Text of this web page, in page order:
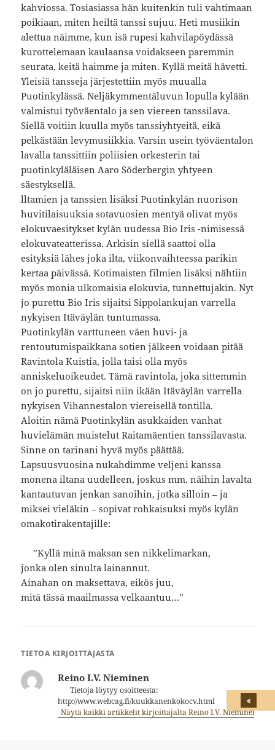
kahviossa. Tosiasiassa hän kuitenkin tuli vahtimaan
poikiaan, miten heiltä tanssi sujuu. Heti musiikin
alettua näimme, kun isä rupesi kahvilapöydässä
kurottelemaan kaulaansa voidakseen paremmin
seurata, keitä haimme ja miten. Kyllä meitä hävetti.
Yleisiä tansseja järjestettiin myös muualla
Puotinkylässä. Neljäkymmentäluvun lopulla kylään
valmistui työväentalo ja sen viereen tanssilava.
Siellä voitiin kuulla myös tanssiyhtyeitä, eikä
pelkästään levymusiikkia. Varsin usein työväentalon
lavalla tanssittiin poliisien orkesterin tai
puotinkyläläisen Aaro Söderbergin yhtyeen
säestyksellä.
lltamien ja tanssien lisäksi Puotinkylän nuorison
huvitilaisuuksia sotavuosien mentyä olivat myös
elokuvaesitykset kylän uudessa Bio Iris -nimisessä
elokuvateatterissa. Arkisin siellä saattoi olla
esityksiä lähes joka ilta, viikonvaihteessa parikin
kertaa päivässä. Kotimaisten filmien lisäksi nähtiin
myös monia ulkomaisia elokuvia, tunnettujakin. Nyt
jo purettu Bio Iris sijaitsi Sippolankujan varrella
nykyisen Itäväylän tuntumassa.
Puotinkylän varttuneen väen huvi- ja
rentoutumispaikkana sotien jälkeen voidaan pitää
Ravintola Kuistia, jolla taisi olla myös
anniskeluoikeudet. Tämä ravintola, joka sittemmin
on jo purettu, sijaitsi niin ikään Itäväylän varrella
nykyisen Vihannestalon viereisellä tontilla.
Aloitin nämä Puotinkylän asukkaiden vanhat
huvielämän muistelut Raitamäentien tanssilavasta.
Sinne on tarinani hyvä myös päättää.
Lapsuusvuosina nukahdimme veljeni kanssa
monena iltana uudelleen, joskus mm. näihin lavalta
kantautuvan jenkan sanoihin, jotka silloin – ja
miksei vieläkin – sopivat rohkaisuksi myös kylän
omakotirakentajille:
”Kyllä minä maksan sen nikkelimarkan,
jonka olen sinulta lainannut.
Ainahan on maksettava, eikös juu,
mitä tässä maailmassa velkaantuu…”
TIETOA KIRJOITTAJASTA
Reino I.V. Nieminen
Tietoja löytyy osoitteesta:
http://www.webcag.fi/kuukkanenkokocv.html
Näytä kaikki artikkelit kirjoittajalta Reino I.V. Nieminen